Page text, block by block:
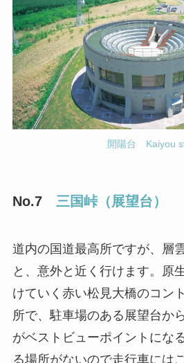
開陽台 Kaiyou
No.7 三国峠（展望台）
道内の国道最高所ですが、層
と、意外と近く行けます。原
けていく赤い松見大橋のコン
所で、駐車場のある展望台か
がベストビューポイントにな
る場所がないので走行車には